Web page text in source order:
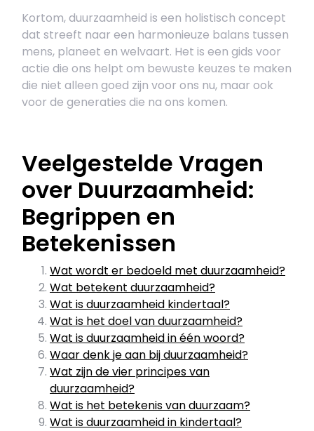
Kortom, duurzaamheid is een holistisch concept
dat streeft naar een harmonieuze balans tussen
mens, planeet en welvaart. Het is een gids voor
actie die ons helpt om bewuste keuzes te maken
die niet alleen goed zijn voor ons nu, maar ook
voor de generaties die na ons komen.
Veelgestelde Vragen
over Duurzaamheid:
Begrippen en
Betekenissen
Wat wordt er bedoeld met duurzaamheid?
Wat betekent duurzaamheid?
Wat is duurzaamheid kindertaal?
Wat is het doel van duurzaamheid?
Wat is duurzaamheid in één woord?
Waar denk je aan bij duurzaamheid?
Wat zijn de vier principes van
duurzaamheid?
Wat is het betekenis van duurzaam?
Wat is duurzaamheid in kindertaal?